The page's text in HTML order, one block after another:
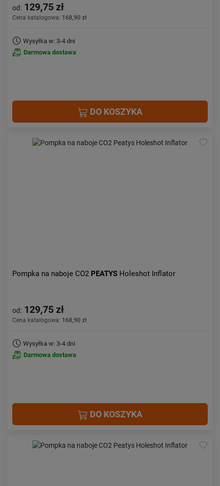
od: 129,75 zł
Cena katalogowa: 168,90 zł
Wysyłka w: 3-4 dni
Darmowa dostawa
DO KOSZYKA
Pompka na naboje CO2 PEATYS Holeshot Inflator
od: 129,75 zł
Cena katalogowa: 168,90 zł
Wysyłka w: 3-4 dni
Darmowa dostawa
DO KOSZYKA